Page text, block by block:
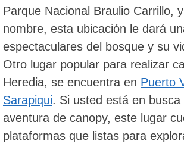
Parque Nacional Braulio Carrillo,
nombre, esta ubicación le dará
espectaculares del bosque y su
Otro lugar popular para realizar
Heredia, se encuentra en Puerto
Sarapiqui. Si usted está en
aventura de canopy, este lugar
plataformas que listas para